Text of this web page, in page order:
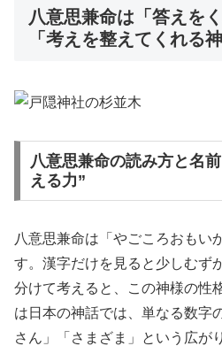
八意思兼命は「答えを
「考えを整えてくれる神
八意思兼命の読み方と名
える力”
八意思兼命は「やごころおもい
す。漢字だけを見ると少しむず
分けて考えると、この神様の性
は日本の神話では、単なる数字
さん」「さまざま」という広が